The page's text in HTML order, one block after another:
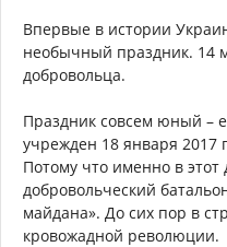
Впервые в истории
необычный праздник. 14
добровольца.
Праздник совсем юный –
учрежден 18 января 2017
Потому что именно в
добровольческий
майдана». До сих пор в
кровожадной революции.